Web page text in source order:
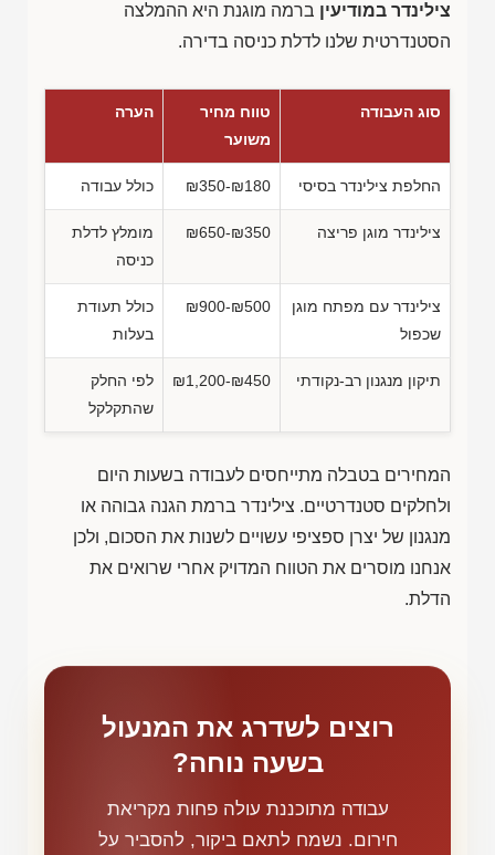
צילינדר במודיעין ברמה מוגנת היא ההמלצה
הסטנדרטית שלנו לדלת כניסה בדירה.
סוג העבודה
טווח מחיר
משוער
הערה
החלפת צילינדר בסיסי ₪350-₪180 כולל עבודה
צילינדר מוגן פריצה ₪650-₪350
מומלץ לדלת
כניסה
צילינדר עם מפתח מוגן
שכפול
₪900-₪500
כולל תעודת
בעלות
תיקון מנגנון רב-נקודתי ₪1,200-₪450
לפי החלק
שהתקלקל
המחירים בטבלה מתייחסים לעבודה בשעות היום
ולחלקים סטנדרטיים. צילינדר ברמת הגנה גבוהה או
מנגנון של יצרן ספציפי עשויים לשנות את הסכום, ולכן
אנחנו מוסרים את הטווח המדויק אחרי שרואים את
הדלת.
רוצים לשדרג את המנעול
בשעה נוחה?
עבודה מתוכננת עולה פחות מקריאת
חירום. נשמח לתאם ביקור, להסביר על